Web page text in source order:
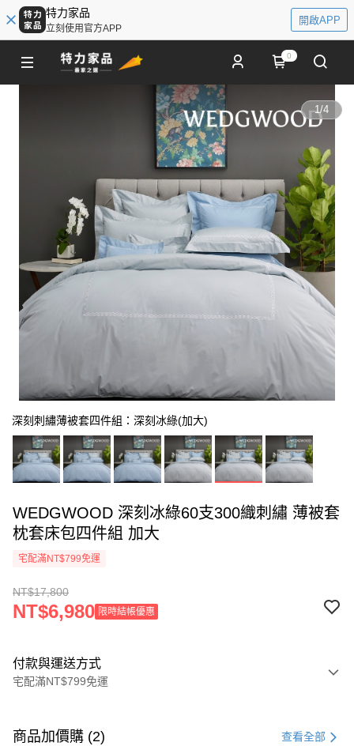
特力家品
立刻使用官方APP
開啟APP
0
1/4
深刻刺繡薄被套四件組：深刻冰綠(加大)
WEDGWOOD 深刻冰綠60支300織刺繡 薄被套
枕套床包四件組 加大
宅配滿NT$799免運
NT$17,800
NT$6,980 限時結帳優惠
付款與運送方式
宅配滿NT$799免運
信用卡一次付款
商品加價購 (2) 查看全部